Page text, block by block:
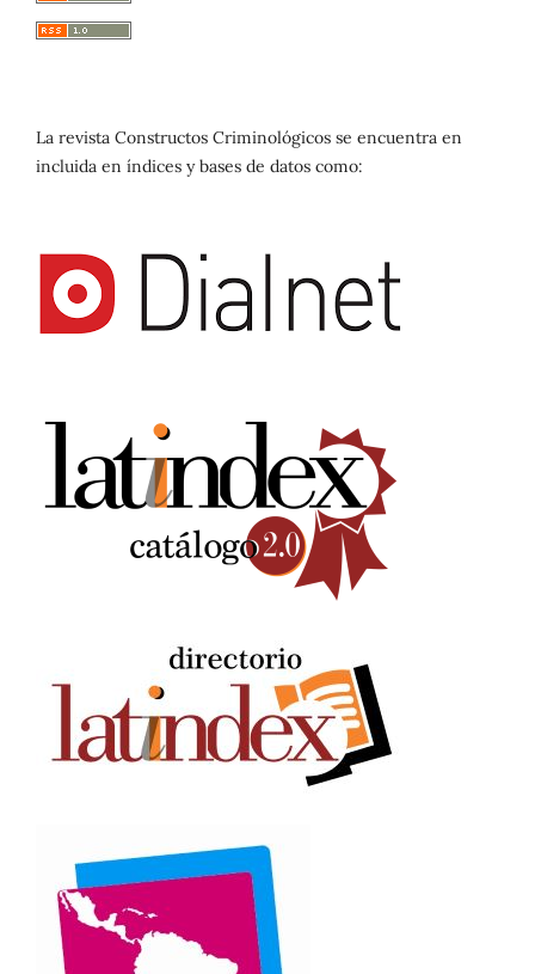
La revista Constructos Criminológicos se encuentra en
incluida en índices y bases de datos como: